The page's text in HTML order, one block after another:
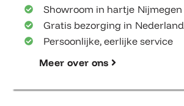
Showroom in hartje Nijmegen
Gratis bezorging in Nederland
Persoonlijke, eerlijke service
Meer over ons